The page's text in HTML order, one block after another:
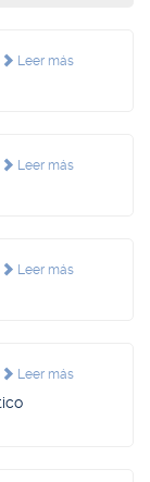
Leer más
Leer más
Leer más
Leer más